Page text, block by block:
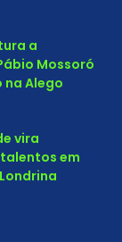
a
Mossoró
na Alego
vira
em